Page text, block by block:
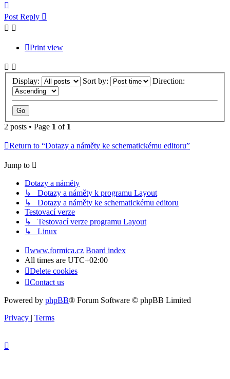
Post Reply
Print view
Display: Sort by: Direction:
2 posts • Page 1 of 1
Return to “Dotazy a náměty ke schematickému editoru”
Jump to
Dotazy a náměty
↳ Dotazy a náměty k programu Layout
↳ Dotazy a náměty ke schematickému editoru
Testovací verze
↳ Testovací verze programu Layout
↳ Linux
www.formica.cz Board index
All times are UTC+02:00
Delete cookies
Contact us
Powered by phpBB® Forum Software © phpBB Limited
Privacy | Terms